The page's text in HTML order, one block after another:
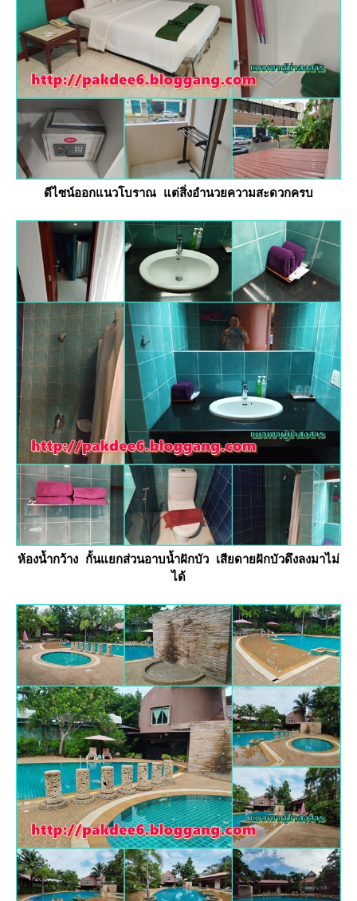
ดีไซน์ออกแนวโบราณ แต่สิ่งอำนวยความสะดวกครบ
ห้องน้ำกว้าง กั้นแยกส่วนอาบน้ำฝักบัว เสียดายฝักบัวดึงลงมาไม่
ได้